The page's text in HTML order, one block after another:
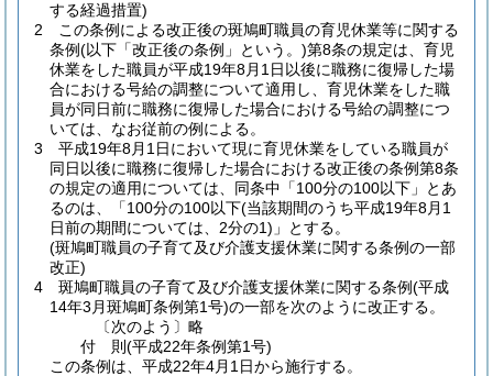
する経過措置)
2
この条例による改正後の斑鳩町職員の育児休業等に関する
条例(以下「改正後の条例」という。)第8条の規定は、育児
休業をした職員が平成19年8月1日以後に職務に復帰した場
合における号給の調整について適用し、育児休業をした職
員が同日前に職務に復帰した場合における号給の調整につ
いては、なお従前の例による。
3
平成19年8月1日において現に育児休業をしている職員が
同日以後に職務に復帰した場合における改正後の条例第8条
の規定の適用については、同条中「100分の100以下」とあ
るのは、「100分の100以下(当該期間のうち平成19年8月1
日前の期間については、2分の1) 」とする。
(斑鳩町職員の子育て及び介護支援休業に関する条例の一部
改正)
4
斑鳩町職員の子育て及び介護支援休業に関する条例(平成
14年3月斑鳩町条例第1号)の一部を次のように改正する。
〔次のよう〕略
付 則(平成22年条例第1号)
この条例は、平成22年4月1日から施行する。